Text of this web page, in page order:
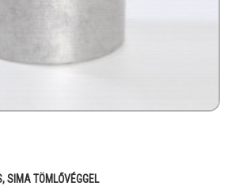
SIMA TÖMLŐVÉGGEL